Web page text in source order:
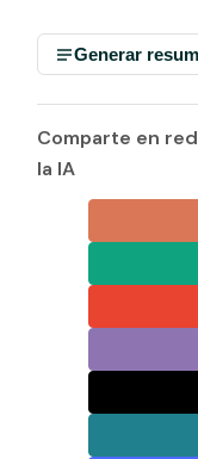
Generar
Comparte en
la IA